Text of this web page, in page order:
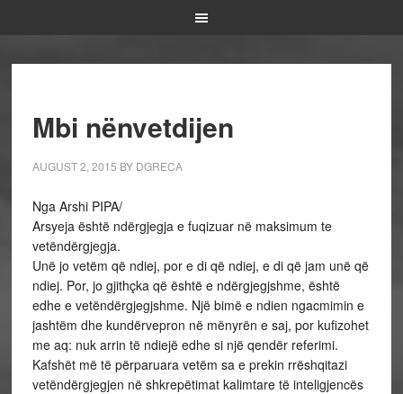
Mbi nënvetdijen
AUGUST 2, 2015 BY DGRECA
Nga Arshi PIPA/
Arsyeja është ndërgjegja e fuqizuar në maksimum te
vetëndërgjegja.
Unë jo vetëm që ndiej, por e di që ndiej, e di që jam unë që
ndiej. Por, jo gjithçka që është e ndërgjegjshme, është
edhe e vetëndërgjegjshme. Një bimë e ndien ngacmimin e
jashtëm dhe kundërvepron në mënyrën e saj, por kufizohet
me aq: nuk arrin të ndiejë edhe si një qendër referimi.
Kafshët më të përparuara vetëm sa e prekin rrëshqitazi
vetëndërgjegjen në shkrepëtimat kalimtare të inteligjencës